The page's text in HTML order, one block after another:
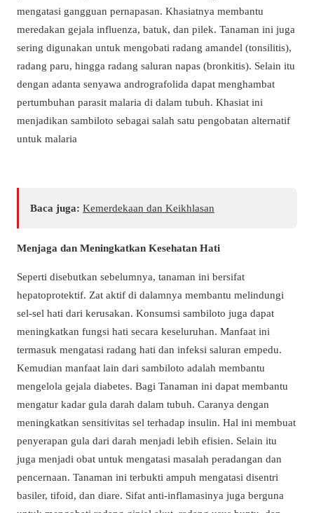
mengatasi gangguan pernapasan. Khasiatnya membantu
meredakan gejala influenza, batuk, dan pilek. Tanaman ini juga
sering digunakan untuk mengobati radang amandel (tonsilitis),
radang paru, hingga radang saluran napas (bronkitis). Selain itu
dengan adanta senyawa andrografolida dapat menghambat
pertumbuhan parasit malaria di dalam tubuh. Khasiat ini
menjadikan sambiloto sebagai salah satu pengobatan alternatif
untuk malaria
Baca juga: Kemerdekaan dan Keikhlasan
Menjaga dan Meningkatkan Kesehatan Hati
Seperti disebutkan sebelumnya, tanaman ini bersifat
hepatoprotektif. Zat aktif di dalamnya membantu melindungi
sel-sel hati dari kerusakan. Konsumsi sambiloto juga dapat
meningkatkan fungsi hati secara keseluruhan. Manfaat ini
termasuk mengatasi radang hati dan infeksi saluran empedu.
Kemudian manfaat lain dari sambiloto adalah membantu
mengelola gejala diabetes. Bagi Tanaman ini dapat membantu
mengatur kadar gula darah dalam tubuh. Caranya dengan
meningkatkan sensitivitas sel terhadap insulin. Hal ini membuat
penyerapan gula dari darah menjadi lebih efisien. Selain itu
juga menjadi obat untuk mengatasi masalah peradangan dan
pencernaan. Tanaman ini terbukti ampuh mengatasi disentri
basiler, tifoid, dan diare. Sifat anti-inflamasinya juga berguna